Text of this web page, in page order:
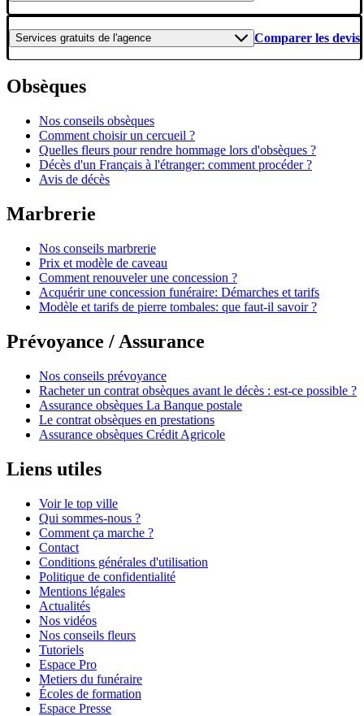
Services gratuits de l'agence Comparer les devis
Obsèques
Nos conseils obsèques
Comment choisir un cercueil ?
Quelles fleurs pour rendre hommage lors d'obsèques ?
Décès d'un Français à l'étranger: comment procéder ?
Avis de décès
Marbrerie
Nos conseils marbrerie
Prix et modèle de caveau
Comment renouveler une concession ?
Acquérir une concession funéraire: Démarches et tarifs
Modèle et tarifs de pierre tombales: que faut-il savoir ?
Prévoyance / Assurance
Nos conseils prévoyance
Racheter un contrat obsèques avant le décès : est-ce possible ?
Assurance obsèques La Banque postale
Le contrat obsèques en prestations
Assurance obsèques Crédit Agricole
Liens utiles
Voir le top ville
Qui sommes-nous ?
Comment ça marche ?
Contact
Conditions générales d'utilisation
Politique de confidentialité
Mentions légales
Actualités
Nos vidéos
Nos conseils fleurs
Tutoriels
Espace Pro
Metiers du funéraire
Écoles de formation
Espace Presse